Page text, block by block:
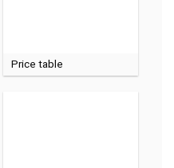
Price table